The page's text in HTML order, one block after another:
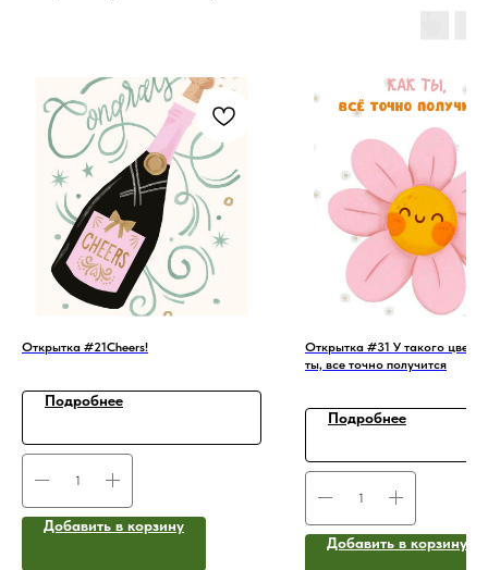
Открытка #21Cheers!
Подробнее
Добавить в корзину
Открытка #31 У такого
ты, все точно получится
Подробнее
Добавить в корзину